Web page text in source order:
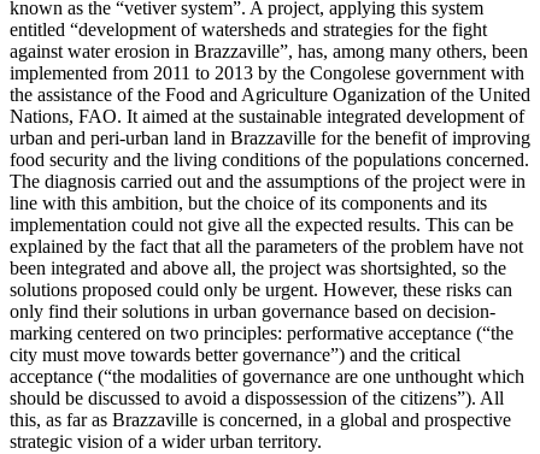
known as the “vetiver system”. A project, applying this system
entitled “development of watersheds and strategies for the fight
against water erosion in Brazzaville”, has, among many others, been
implemented from 2011 to 2013 by the Congolese government with
the assistance of the Food and Agriculture Oganization of the United
Nations, FAO. It aimed at the sustainable integrated development of
urban and peri-urban land in Brazzaville for the benefit of improving
food security and the living conditions of the populations concerned.
The diagnosis carried out and the assumptions of the project were in
line with this ambition, but the choice of its components and its
implementation could not give all the expected results. This can be
explained by the fact that all the parameters of the problem have not
been integrated and above all, the project was shortsighted, so the
solutions proposed could only be urgent. However, these risks can
only find their solutions in urban governance based on decision-
marking centered on two principles: performative acceptance (“the
city must move towards better governance”) and the critical
acceptance (“the modalities of governance are one unthought which
should be discussed to avoid a dispossession of the citizens”). All
this, as far as Brazzaville is concerned, in a global and prospective
strategic vision of a wider urban territory.